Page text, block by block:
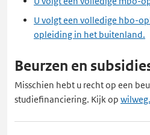
U volgt een volledige hbo-
opleiding in het buitenland.
Beurzen en
Misschien hebt u recht op een
studiefinanciering. Kijk op Link